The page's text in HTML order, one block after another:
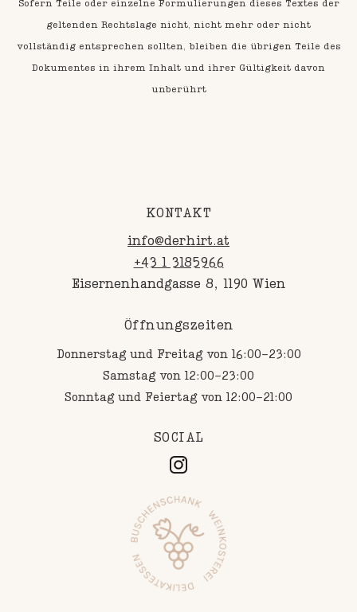
Sofern Teile oder einzelne Formulierungen dieses Textes der
geltenden Rechtslage nicht, nicht mehr oder nicht
vollständig entsprechen sollten, bleiben die übrigen Teile des
Dokumentes in ihrem Inhalt und ihrer Gültigkeit davon
unberührt
KONTAKT
info@derhirt.at
+43 1 3185966
Eisernenhandgasse 8, 1190 Wien
Öffnungszeiten
Donnerstag und Freitag von 16:00-23:00
Samstag von 12:00-23:00
Sonntag und Feiertag von 12:00-21:00
SOCIAL